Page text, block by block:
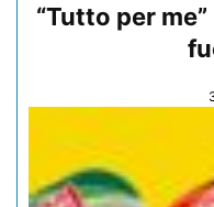
“Tutto per